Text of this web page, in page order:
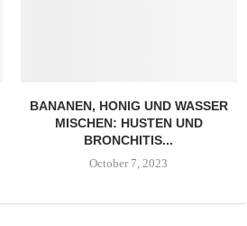
BANANEN, HONIG UND WASSER
MISCHEN: HUSTEN UND
BRONCHITIS...
October 7, 2023